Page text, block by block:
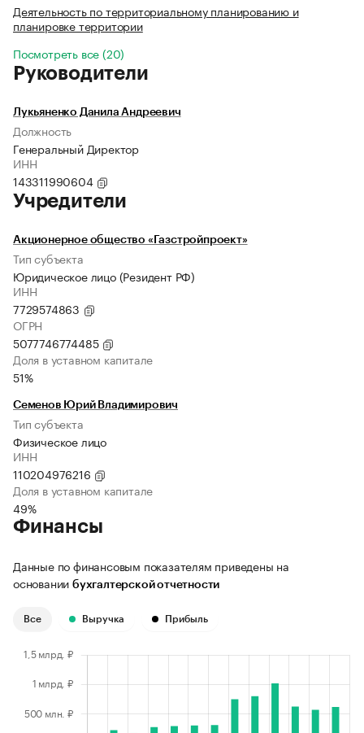
Деятельность по территориальному планированию и
планировке территории
Посмотреть все (20)
Руководители
Лукьяненко Данила Андреевич
Должность
Генеральный Директор
ИНН
143311990604
Учредители
Акционерное общество «Газстройпроект»
Тип субъекта
Юридическое лицо (Резидент РФ)
ИНН
7729574863
ОГРН
5077746774485
Доля в уставном капитале
51%
Семенов Юрий Владимирович
Тип субъекта
Физическое лицо
ИНН
110204976216
Доля в уставном капитале
49%
Финансы
Данные по финансовым показателям приведены на
основании бухгалтерской отчетности
Все Выручка Прибыль